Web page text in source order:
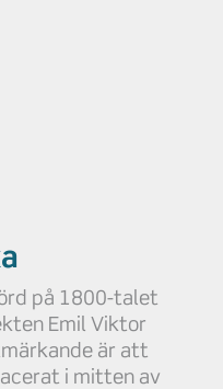
på 1800-talet
Emil Viktor
är att
i mitten av